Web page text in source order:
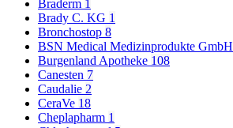
Braderm 1
Brady C. KG 1
Bronchostop 8
BSN Medical Medizinprodukte GmbH
Burgenland Apotheke 108
Canesten 7
Caudalie 2
CeraVe 18
Cheplapharm 1